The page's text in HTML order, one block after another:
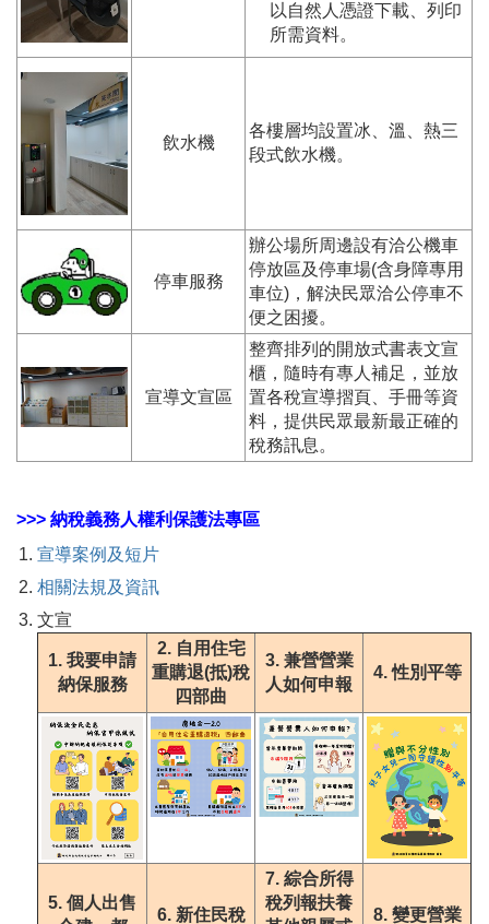
以自然人憑證下載、列印
所需資料。
飲水機
各樓層均設置冰、溫、熱三
段式飲水機。
停車服務
辦公場所周邊設有洽公機車
停放區及停車場(含身障專用
車位)，解決民眾洽公停車不
便之困擾。
宣導文宣區
整齊排列的開放式書表文宣
櫃，隨時有專人補足，並放
置各稅宣導摺頁、手冊等資
料，提供民眾最新最正確的
稅務訊息。
>>> 納稅義務人權利保護法專區
宣導案例及短片
相關法規及資訊
文宣
1. 我要申請
納保服務
2. 自用住宅
重購退(抵)稅
四部曲
3. 兼營營業
人如何申報
4. 性別平等
5. 個人出售
6. 新住民稅
7. 綜合所得
稅列報扶養
8. 變更營業